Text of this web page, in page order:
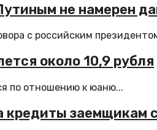
не намерен
с российским
около 10,9 рубля
по отношению к юаню...
заемщикам